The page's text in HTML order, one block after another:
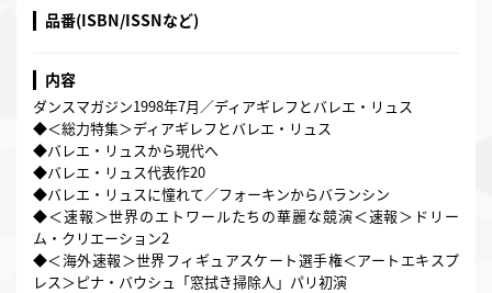
品番(ISBN/ISSNなど)
内容
ダンスマガジン1998年7月／ディアギレフとバレエ・リュス
◆＜総力特集＞ディアギレフとバレエ・リュス
◆バレエ・リュスから現代へ
◆バレエ・リュス代表作20
◆バレエ・リュスに憧れて／フォーキンからバランシン
◆＜速報＞世界のエトワールたちの華麗な競演＜速報＞ドリー
ム・クリエーション2
◆＜海外速報＞世界フィギュアスケート選手権＜アートエキスプ
レス＞ピナ・バウシュ「窓拭き掃除人」パリ初演